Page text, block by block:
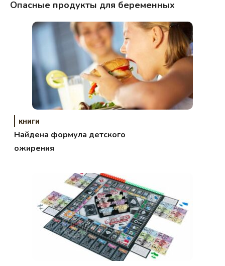
Опасные продукты для беременных
книги
Найдена формула детского
ожирения